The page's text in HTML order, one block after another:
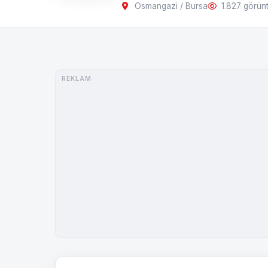
Osmangazi / Bursa 1.827